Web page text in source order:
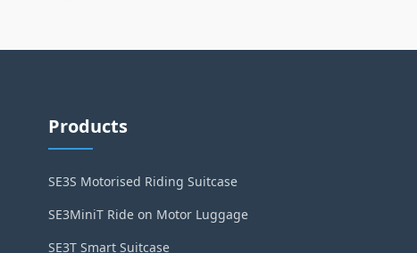
Products
SE3S Motorised Riding Suitcase
SE3MiniT Ride on Motor Luggage
SE3T Smart Suitcase